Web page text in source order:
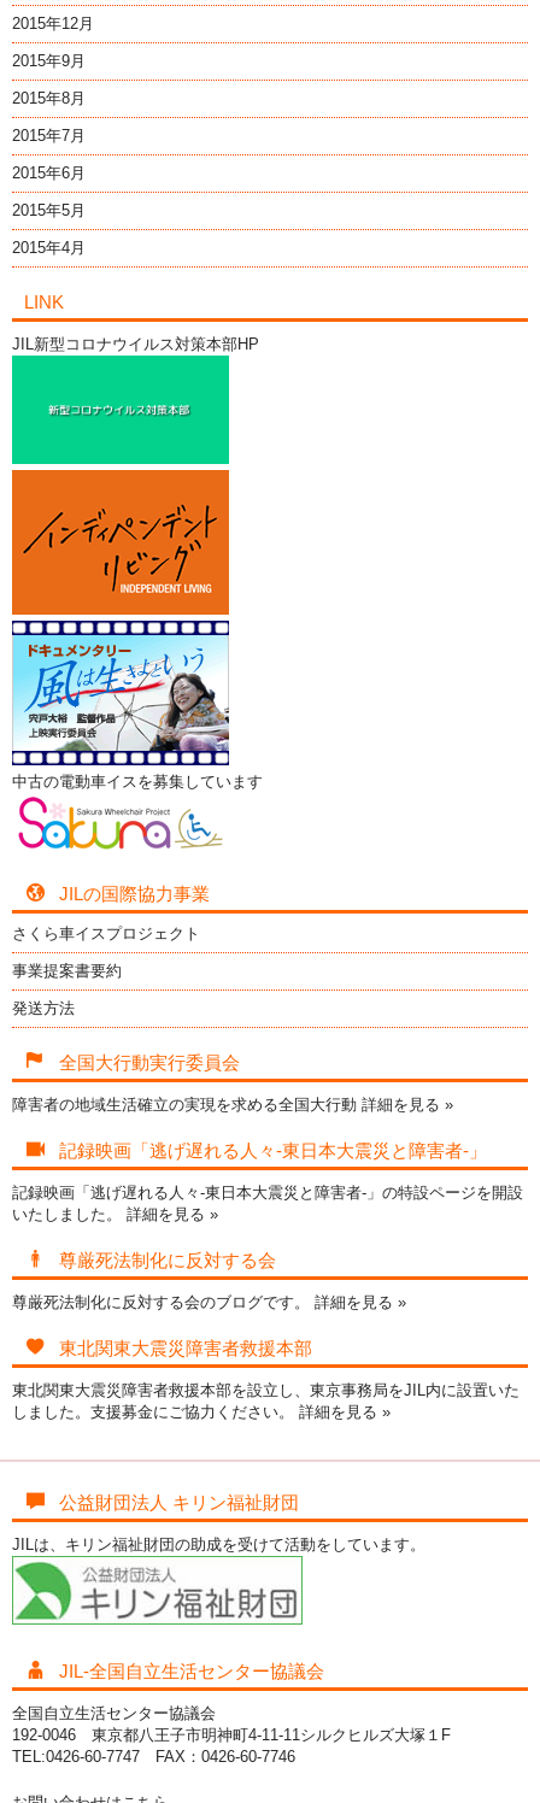
2015年12月
2015年9月
2015年8月
2015年7月
2015年6月
2015年5月
2015年4月
LINK
JIL新型コロナウイルス対策本部HP
中古の電動車イスを募集しています
JILの国際協力事業
さくら車イスプロジェクト
事業提案書要約
発送方法
全国大行動実行委員会
障害者の地域生活確立の実現を求める全国大行動 詳細を見る »
記録映画「逃げ遅れる人々-東日本大震災と障害者-」
記録映画「逃げ遅れる人々-東日本大震災と障害者-」の特設ページを開設
いたしました。 詳細を見る »
尊厳死法制化に反対する会
尊厳死法制化に反対する会のブログです。 詳細を見る »
東北関東大震災障害者救援本部
東北関東大震災障害者救援本部を設立し、東京事務局をJIL内に設置いた
しました。支援募金にご協力ください。 詳細を見る »
公益財団法人 キリン福祉財団
JILは、キリン福祉財団の助成を受けて活動をしています。
JIL-全国自立生活センター協議会
全国自立生活センター協議会
192-0046 東京都八王子市明神町4-11-11シルクヒルズ大塚１F
TEL:0426-60-7747 FAX：0426-60-7746